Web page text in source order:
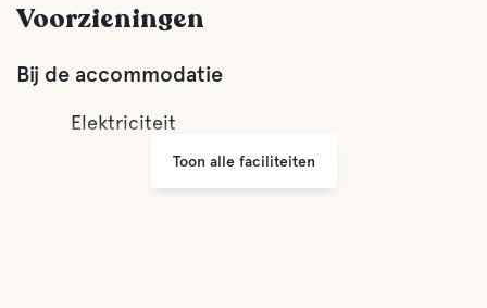
Voorzieningen
Bij de accommodatie
Elektriciteit
Toon alle faciliteiten